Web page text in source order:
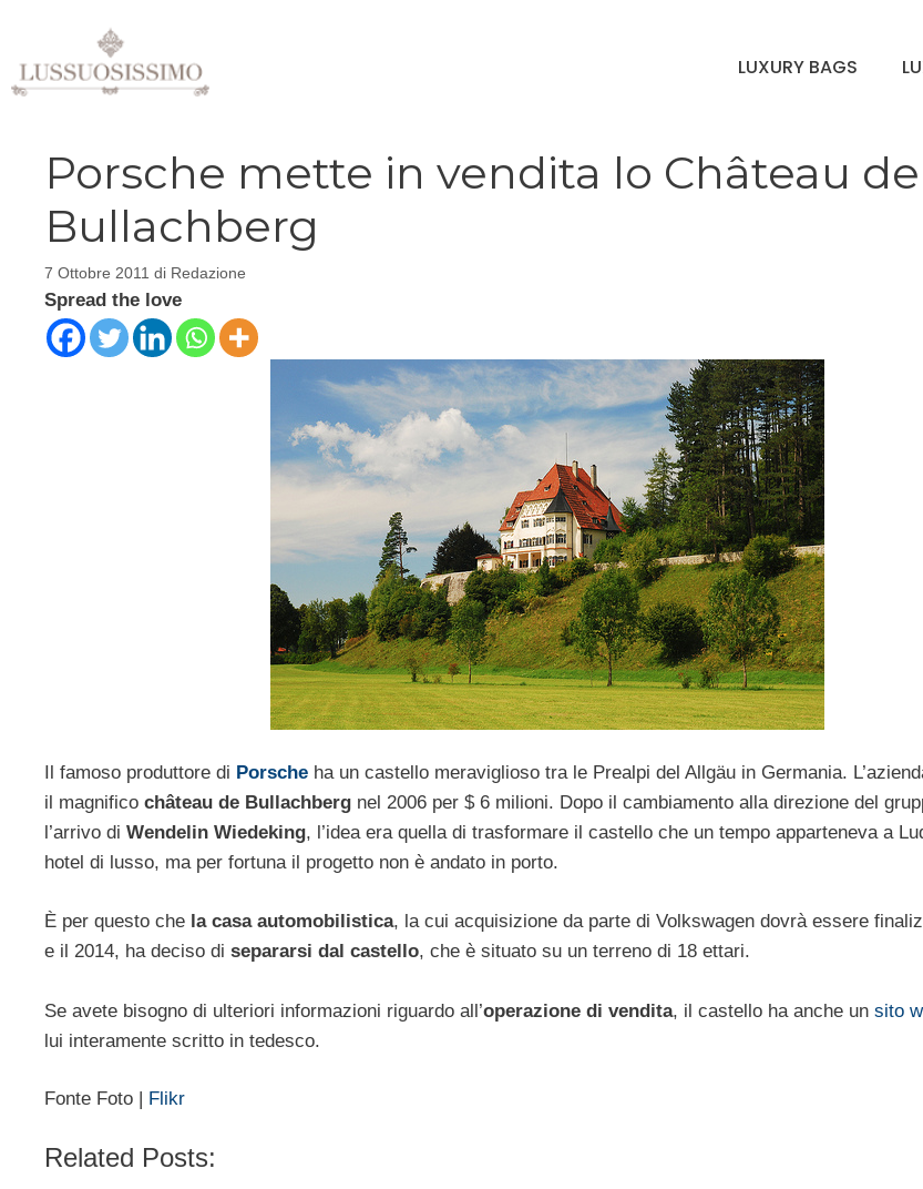
contenuto
LUXURY BAGS
Porsche mette in vendita lo Château de
Bullachberg
7 Ottobre 2011 di Redazione
Spread the love
Il famoso produttore di Porsche ha un castello meraviglioso tra le Prealpi del Allgäu in Germania.
il magnifico château de Bullachberg nel 2006 per $ 6 milioni. Dopo il cambiamento alla direzione del
l’arrivo di Wendelin Wiedeking, l’idea era quella di trasformare il castello che un tempo apparteneva a
hotel di lusso, ma per fortuna il progetto non è andato in porto.
È per questo che la casa automobilistica, la cui acquisizione da parte di Volkswagen dovrà essere
e il 2014, ha deciso di separarsi dal castello, che è situato su un terreno di 18 ettari.
Se avete bisogno di ulteriori informazioni riguardo all’operazione di vendita, il castello ha anche un sito
lui interamente scritto in tedesco.
Fonte Foto | Flikr
Related Posts: